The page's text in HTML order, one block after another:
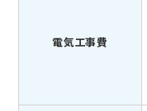
電気工事費